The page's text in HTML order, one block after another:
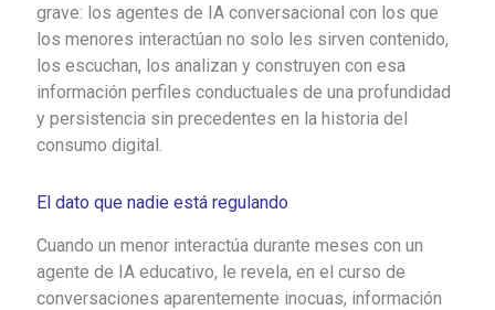
grave: los agentes de IA conversacional con los que
los menores interactúan no solo les sirven contenido,
los escuchan, los analizan y construyen con esa
información perfiles conductuales de una profundidad
y persistencia sin precedentes en la historia del
consumo digital.
El dato que nadie está regulando
Cuando un menor interactúa durante meses con un
agente de IA educativo, le revela, en el curso de
conversaciones aparentemente inocuas, información